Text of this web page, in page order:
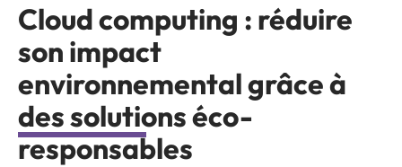
Cloud computing : réduire
son impact
environnemental grâce à
des solutions éco-
responsables